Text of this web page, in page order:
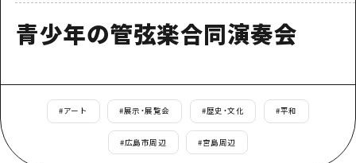
歴史・文化
自然
山口県東部
日帰り
半日
1泊2日
愛媛県
島根県
手荷物預かり・配送サービス
HIROSHIMA FREE Wi-Fi
観光案内所
事業者・学校関係者の皆さま
青少年の管弦楽合同演奏会
#アート #展示・展覧会 #歴史・文化 #平和
#広島市周辺 #宮島周辺